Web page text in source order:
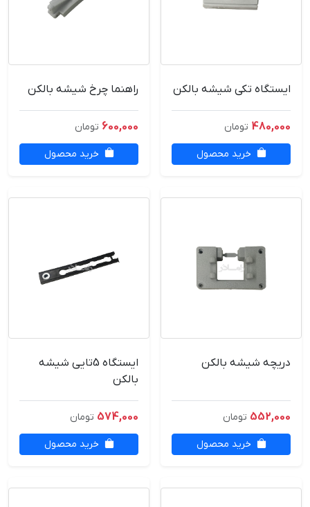
ایستگاه تکی شیشه بالکن
480,000 تومان
خرید محصول
راهنما چرخ شیشه بالکن
600,000 تومان
خرید محصول
دریچه شیشه بالکن
552,000 تومان
خرید محصول
ایستگاه 5تایی شیشه
بالکن
574,000 تومان
خرید محصول